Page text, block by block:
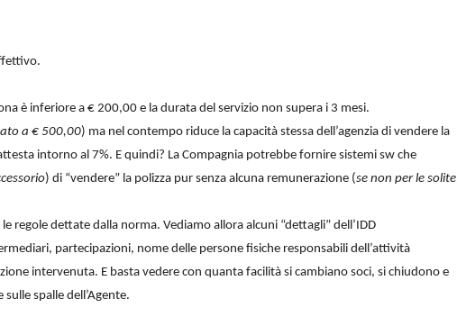
è inferiore a € 200,00 e la durata del servizio non supera i 3 mesi.
a € 500,00) ma nel contempo riduce la capacità stessa dell’agenzia di vendere la
intorno al 7%. E quindi? La Compagnia potrebbe fornire sistemi sw che
) di “vendere” la polizza pur senza alcuna remunerazione (se non per le solite
regole dettate dalla norma. Vediamo allora alcuni “dettagli” dell’IDD
partecipazioni, nome delle persone fisiche responsabili dell’attività
intervenuta. E basta vedere con quanta facilità si cambiano soci, si chiudono e
spalle dell’Agente.